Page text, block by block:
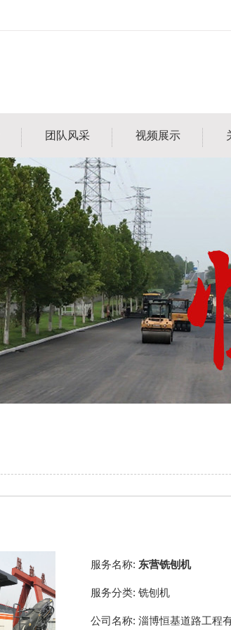
团队风采 视频展示
服务名称: 东营铣刨机
服务分类: 铣刨机
公司名称: 淄博恒基道路工程